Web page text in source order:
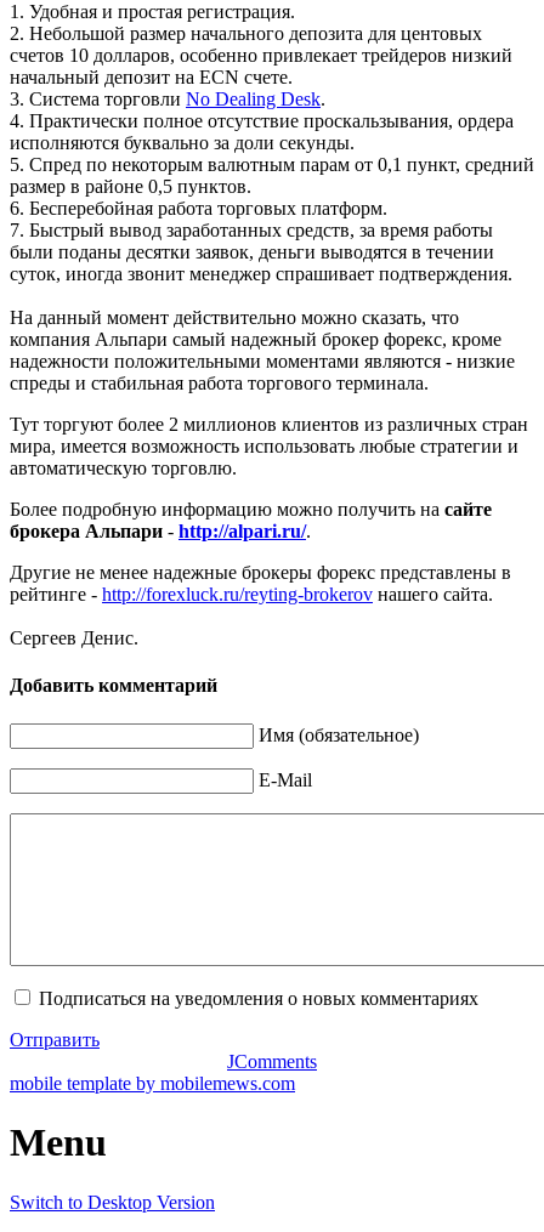
1. Удобная и простая регистрация.
2. Небольшой размер начального депозита для центовых
счетов 10 долларов, особенно привлекает трейдеров низкий
начальный депозит на ECN счете.
3. Система торговли No Dealing Desk.
4. Практически полное отсутствие проскальзывания, ордера
исполняются буквально за доли секунды.
5. Спред по некоторым валютным парам от 0,1 пункт, средний
размер в районе 0,5 пунктов.
6. Бесперебойная работа торговых платформ.
7. Быстрый вывод заработанных средств, за время работы
были поданы десятки заявок, деньги выводятся в течении
суток, иногда звонит менеджер спрашивает подтверждения.
На данный момент действительно можно сказать, что
компания Альпари самый надежный брокер форекс, кроме
надежности положительными моментами являются - низкие
спреды и стабильная работа торгового терминала.
Тут торгуют более 2 миллионов клиентов из различных стран
мира, имеется возможность использовать любые стратегии и
автоматическую торговлю.
Более подробную информацию можно получить на сайте
брокера Альпари - http://alpari.ru/.
Другие не менее надежные брокеры форекс представлены в
рейтинге - http://forexluck.ru/reyting-brokerov нашего сайта.
Сергеев Денис.
Добавить комментарий
Имя (обязательное)
E-Mail
Подписаться на уведомления о новых комментариях
Отправить
JComments
mobile template by mobilemews.com
Menu
Switch to Desktop Version